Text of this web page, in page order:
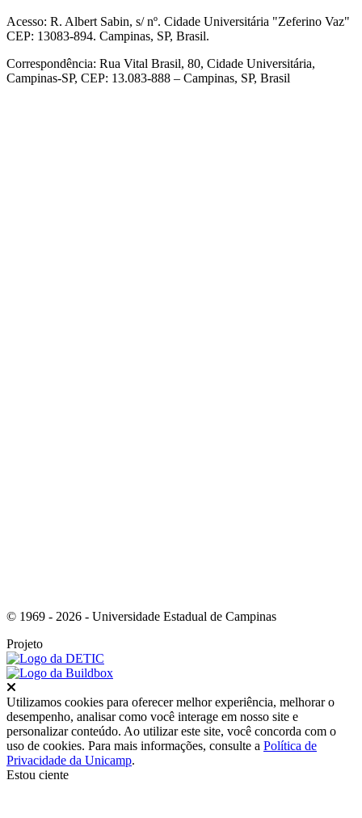
Acesso: R. Albert Sabin, s/ nº. Cidade Universitária "Zeferino Vaz"
CEP: 13083-894. Campinas, SP, Brasil.
Correspondência: Rua Vital Brasil, 80, Cidade Universitária,
Campinas-SP, CEP: 13.083-888 – Campinas, SP, Brasil
© 1969 - 2026 - Universidade Estadual de Campinas
Projeto
Utilizamos cookies para oferecer melhor experiência, melhorar o
desempenho, analisar como você interage em nosso site e
personalizar conteúdo. Ao utilizar este site, você concorda com o
uso de cookies. Para mais informações, consulte a Política de
Privacidade da Unicamp.
Estou ciente